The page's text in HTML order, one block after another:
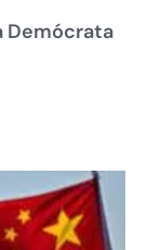
Demócrata